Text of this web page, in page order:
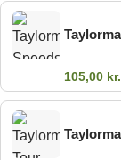
105,00 kr.